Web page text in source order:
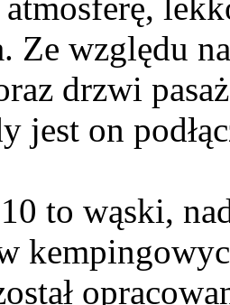
Ze względu
drzwi
jest on
to wąski,